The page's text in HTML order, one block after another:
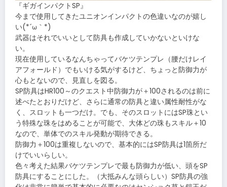
『ギガインパクトSP』
今まで使用してきたユニオンインパクトの色違いなのが嬉し
い(*´ω｀*)
武器はそれでいいとして防具も作成していかないといけな
い。
現在使用しているなんちゃってバケツテンプレ（腰だけレイ
アフォールド）でもいける気がするけど、ちょっと防御力が
心もとないので、見直しを図る。
SP防具はHR100～のクエスト中防御力が＋100されるのは前に
述べたとおりだけど、さらに通常の防具と違い属性耐性がな
く、スロットも一つだけ。でも、そのスロットにはSP珠とい
う特殊な珠をはめることが可能で、大体どの珠もスキル＋10
なので、単体でのスキル発動が期待できる。
防御力＋100は重複しないので、基本的にはSP防具は1箇所だ
けでいいらしい。
色々考えた結果バケツテンプレで最も防御力が低い、頭をSP
防具にすることにした。（大抵みんな頭らしい）SP防具の強